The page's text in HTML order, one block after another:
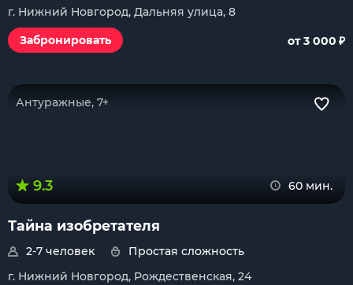
г. Нижний Новгород, Дальняя улица, 8
Забронировать
от 3 000 ₽
Антуражные, 7+
9.3 60 мин.
Тайна изобретателя
2-7 человек
Простая сложность
г. Нижний Новгород, Рождественская, 24